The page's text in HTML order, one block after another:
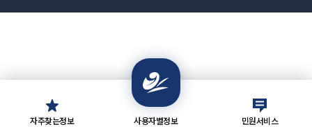
자주찾는정보 사용자별정보 민원서비스